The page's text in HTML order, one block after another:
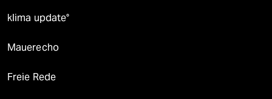
klima update°
Mauerecho
Freie Rede